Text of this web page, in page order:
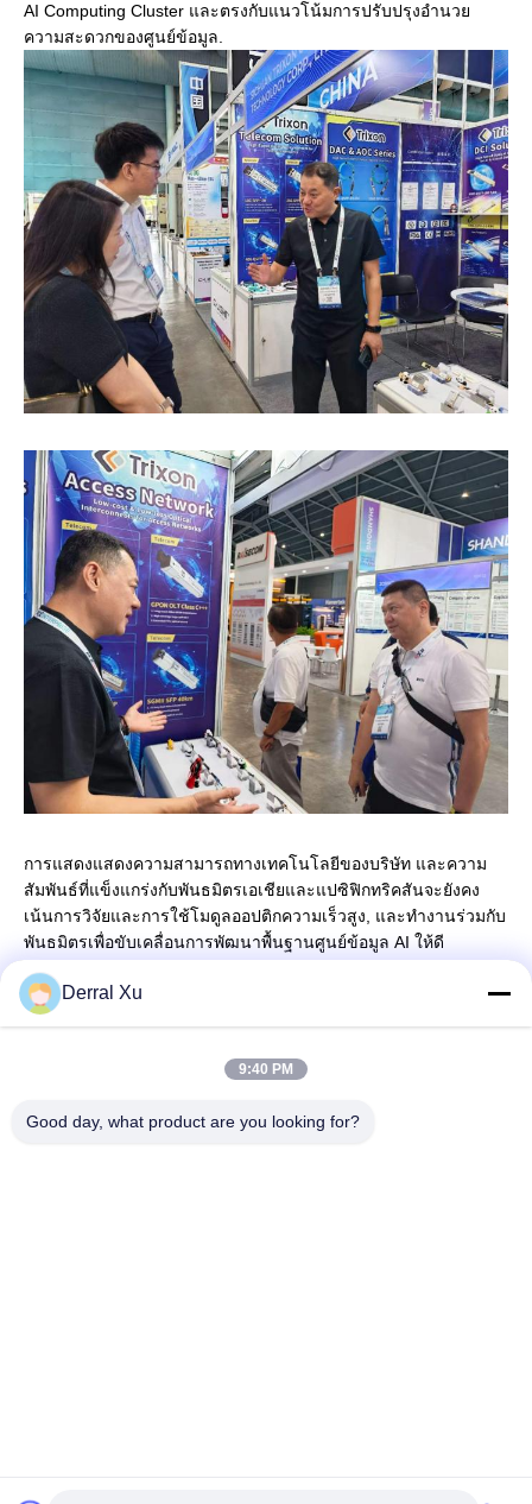
AI Computing Cluster และตรงกับแนวโน้มการปรับปรุงอํานวย
ความสะดวกของศูนย์ข้อมูล.
การแสดงแสดงความสามารถทางเทคโนโลยีของบริษัท และความ
สัมพันธ์ที่แข็งแกร่งกับพันธมิตรเอเชียและแปซิฟิกทริคสันจะยังคง
เน้นการวิจัยและการใช้โมดูลออปติกความเร็วสูง, และทํางานร่วมกับ
พันธมิตรเพื่อขับเคลื่อนการพัฒนาพื้นฐานศูนย์ข้อมูล AI ให้ดี
ที่อยู่
ส่งสัญญาณ QSFP ผู้จัดหา. ลิขสิทธิ์ © 2023-2026 Sichuan Trixon
Derral Xu
9:40 PM
Good day, what product are you looking for?